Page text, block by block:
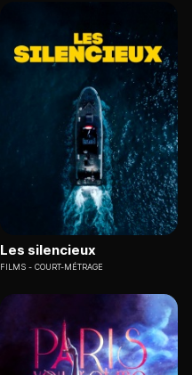
Les silencieux
FILMS COURT-MÉTRAGE